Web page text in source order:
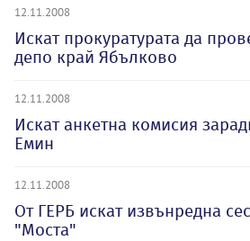
12.11.2008
Искат прокуратурата да
депо край Ябълково
12.11.2008
Искат анкетна комисия
Емин
12.11.2008
От ГЕРБ искат извънредна
"Моста"